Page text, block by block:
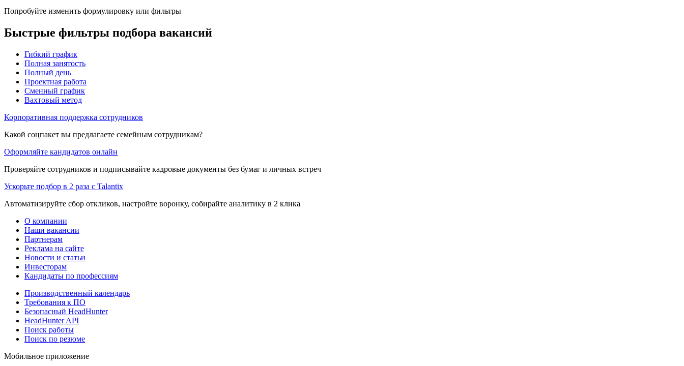
Попробуйте изменить формулировку или фильтры
Быстрые фильтры подбора вакансий
Гибкий график
Полная занятость
Полный день
Проектная работа
Сменный график
Вахтовый метод
Корпоративная поддержка сотрудников
Какой соцпакет вы предлагаете семейным сотрудникам?
Оформляйте кандидатов онлайн
Проверяйте сотрудников и подписывайте кадровые документы без бумаг и личных встреч
Ускорьте подбор в 2 раза с Talantix
Автоматизируйте сбор откликов, настройте воронку, собирайте аналитику в 2 клика
О компании
Наши вакансии
Партнерам
Реклама на сайте
Новости и статьи
Инвесторам
Кандидаты по профессиям
Производственный календарь
Требования к ПО
Безопасный HeadHunter
HeadHunter API
Поиск работы
Поиск по резюме
Мобильное приложение